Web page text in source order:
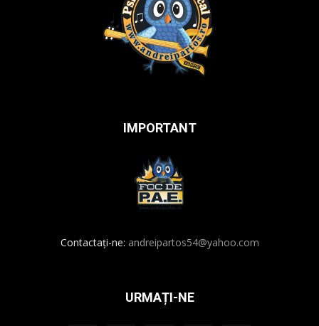
IMPORTANT
Contactați-ne: andreipartos54@yahoo.com
URMAȚI-NE